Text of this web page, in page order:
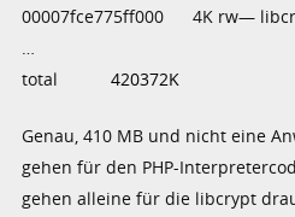
00007fce775ff000 4K rw—
…
total420372K
Genau, 410 MB und nicht eine
gehen für den PHP-
gehen alleine für die libcrypt